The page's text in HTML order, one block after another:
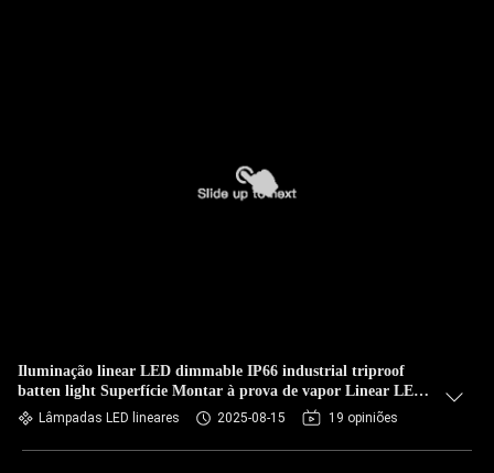
Iluminação linear LED dimmable IP66 industrial triproof
batten light Superfície Montar à prova de vapor Linear LED
Light Fitting fácil Projetos de engenharia de fiação
luminárias LED
Lâmpadas LED lineares 2025-08-15 19 opiniões